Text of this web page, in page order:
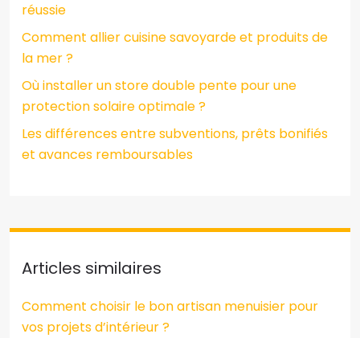
réussie
Comment allier cuisine savoyarde et produits de
la mer ?
Où installer un store double pente pour une
protection solaire optimale ?
Les différences entre subventions, prêts bonifiés
et avances remboursables
Articles similaires
Comment choisir le bon artisan menuisier pour
vos projets d’intérieur ?